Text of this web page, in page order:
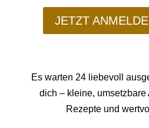
JETZT
Es warten 24 liebevoll
dich – kleine,
Rezepte und